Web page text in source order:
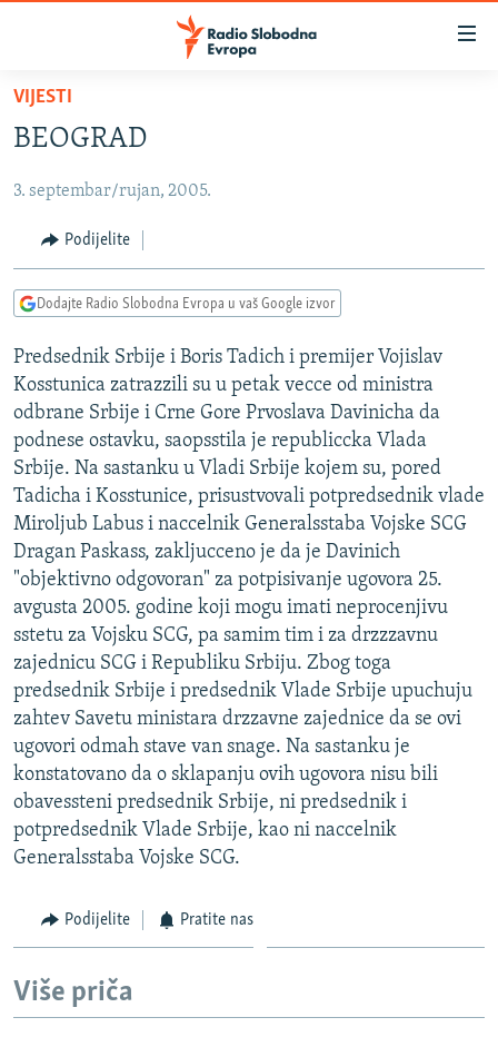
Pređite
glavni
Pređite
Pređite
pretragu
SRBIJA
KOSOVO
VIZUELNO
VIDEO
FOTOGALERIJE
INFOGRAFIKE
PODCASTI
RAT U UKRAJINI
KINA NA BALKANU
RSE PRIČE IZ SVIJETA
ISPRIČAJ MI
DNEVNO@RSE
SPECIJALI RSE
VIŠE OD NASLOVA
GENOCID U SREBRENICI
POPLAVE I KLIZIŠTA U BIH 2024.
POST SCRIPTUM
MOJA EVROPA
SVE KARTE DEJTONA
PRATITE NAS
Sve RFE/RL stranice
VIJESTI
BEOGRAD
3. septembar/rujan, 2005.
Podijelite
Dodajte Radio Slobodna Evropa u vaš Google izvor
Predsednik Srbije i Boris Tadich i premijer Vojislav
Kosstunica zatrazzili su u petak vecce od ministra
odbrane Srbije i Crne Gore Prvoslava Davinicha da
podnese ostavku, saopsstila je republiccka Vlada
Srbije. Na sastanku u Vladi Srbije kojem su, pored
Tadicha i Kosstunice, prisustvovali potpredsednik vlade
Miroljub Labus i naccelnik Generalsstaba Vojske SCG
Dragan Paskass, zakljucceno je da je Davinich
"objektivno odgovoran" za potpisivanje ugovora 25.
avgusta 2005. godine koji mogu imati neprocenjivu
sstetu za Vojsku SCG, pa samim tim i za drzzzavnu
zajednicu SCG i Republiku Srbiju. Zbog toga
predsednik Srbije i predsednik Vlade Srbije upuchuju
zahtev Savetu ministara drzzavne zajednice da se ovi
ugovori odmah stave van snage. Na sastanku je
konstatovano da o sklapanju ovih ugovora nisu bili
obavessteni predsednik Srbije, ni predsednik i
potpredsednik Vlade Srbije, kao ni naccelnik
Generalsstaba Vojske SCG.
Podijelite Pratite nas
Više priča